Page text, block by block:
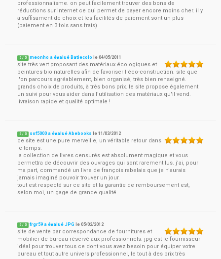
professionnalisme. on peut facilement trouver des bons de
réductions sur internet ce qui permet de payer encore moins cher. il y
a suffisament de choix et les facilités de paiement sont un plus
(paiement en 3 fois sans frais)
5 / 5 meonho a évalué Batiecolo le04/05/2011
site très vert proposant des matériaux écologiques et
peintures bio naturelles afin de favoriser l'éco-construction. site que
l'on parcours agréablement, bien organisé, très bien renseigné.
grands choix de produits, à très bons prix. le site propose également
un suivi pour vous aider dans l'utilisation des matériaux qu'il vend.
livraison rapide et qualité optimale !
5 / 5 sof5000 a évalué Abebooks le11/03/2012
ce site est une pure merveille, un véritable retour dans
le temps.
la collection de livres censurés est absolument magique et vous
permettra de découvrir des ouvrages qui sont rarement lus. j'ai, pour
ma part, commandé un livre de françois rabelais que je n'aurais
jamais imaginé pouvoir trouver un jour.
tout est respecté sur ce site et la garantie de remboursement est,
selon moi, un gage de grande qualité.
5 / 5 frgr59 a évalué JPG le05/02/2012
site de vente par correspondance de fournitures et
mobilier de bureau réservé aux professionnels. jpg est le fournisseur
idéal pour trouver tous ce dont vous avez besoin pour équiper votre
bureau et tout autre univers professionnel, le tout à des prix très